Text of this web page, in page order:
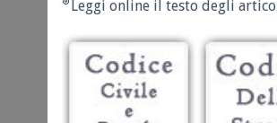
Leggi online il testo degli